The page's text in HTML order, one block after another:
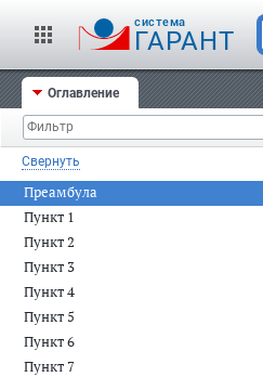
cистема
ГАРАНТ
Оглавление
Свернуть
Преамбула
Пункт 1
Пункт 2
Пункт 3
Пункт 4
Пункт 5
Пункт 6
Пункт 7